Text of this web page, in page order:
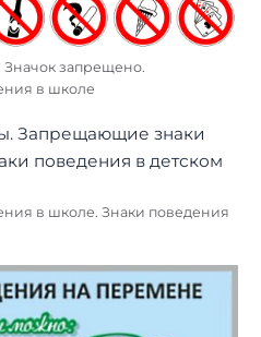
запрещено.
в школе
в школе. Знаки поведения